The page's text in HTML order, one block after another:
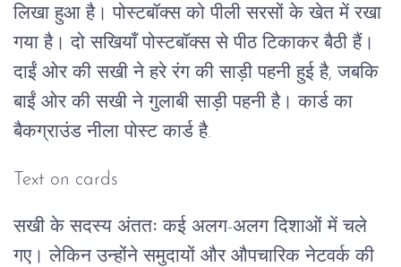
लिखा हुआ है। पोस्टबॉक्स को पीली सरसों के खेत में रखा
गया है। दो सखियाँ पोस्टबॉक्स से पीठ टिकाकर बैठी हैं।
दाईं ओर की सखी ने हरे रंग की साड़ी पहनी हुई है, जबकि
बाईं ओर की सखी ने गुलाबी साड़ी पहनी है। कार्ड का
बैकग्राउंड नीला पोस्ट कार्ड है.
Text on cards
सखी के सदस्य अंततः कई अलग-अलग दिशाओं में चले
गए। लेकिन उन्होंने समुदायों और औपचारिक नेटवर्क की